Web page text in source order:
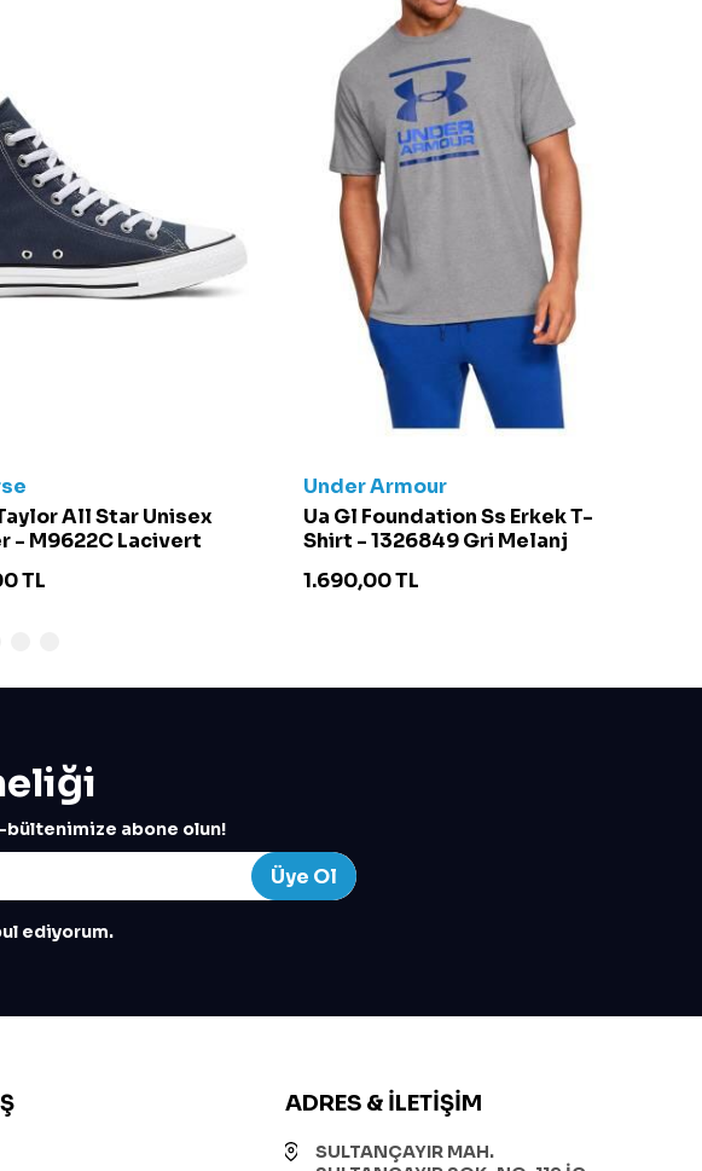
All Star Unisex
- M9622C Lacivert
TL
Under Armour
Ua Gl Foundation Ss Erkek T-
Shirt - 1326849 Gri Melanj
1.690,00TL
bültenimize abone olun!
Üye Ol
ediyorum.
ADRES & İLETIŞIM
SULTANÇAYIR MAH.